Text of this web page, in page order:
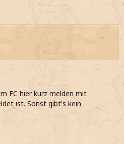
FC hier kurz melden mit
ist. Sonst gibt's kein